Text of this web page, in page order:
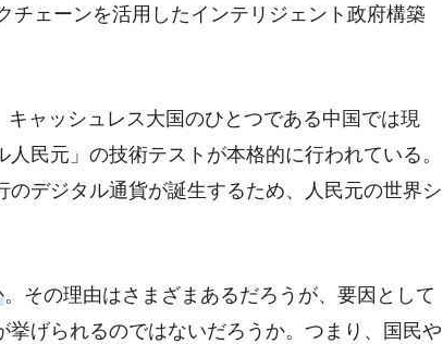
チェーンを活用したインテリジェント政府構築
ャッシュレス大国のひとつである中国では現
民元」の技術テストが本格的に行われている。
デジタル通貨が誕生するため、人民元の世界シ
。その理由はさまざまあるだろうが、要因として
げられるのではないだろうか。つまり、国民や